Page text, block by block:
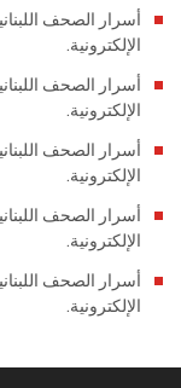
الإلكترونية.
الإلكترونية.
الإلكترونية.
الإلكترونية.
الإلكترونية.